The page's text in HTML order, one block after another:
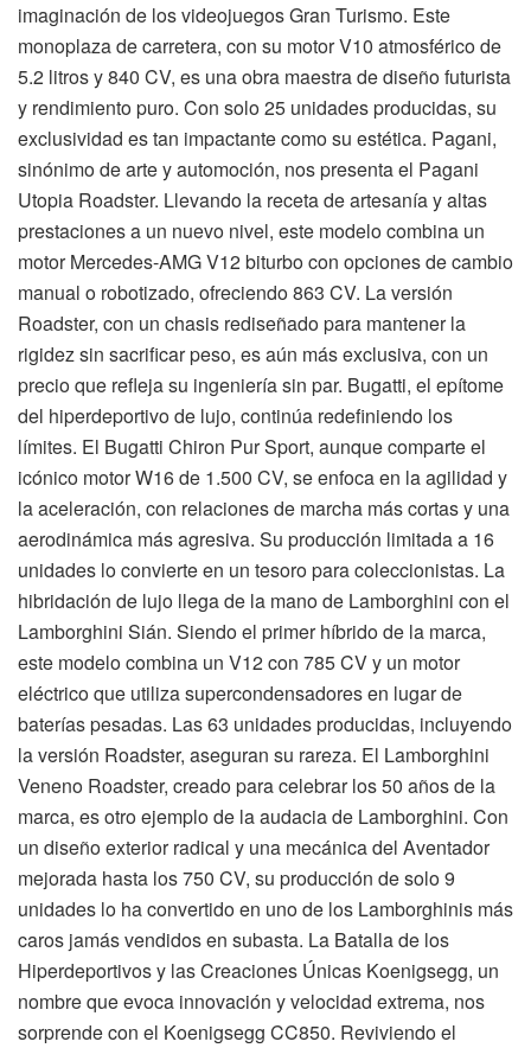
imaginación de los videojuegos Gran Turismo. Este
monoplaza de carretera, con su motor V10 atmosférico de
5.2 litros y 840 CV, es una obra maestra de diseño futurista
y rendimiento puro. Con solo 25 unidades producidas, su
exclusividad es tan impactante como su estética. Pagani,
sinónimo de arte y automoción, nos presenta el Pagani
Utopia Roadster. Llevando la receta de artesanía y altas
prestaciones a un nuevo nivel, este modelo combina un
motor Mercedes-AMG V12 biturbo con opciones de cambio
manual o robotizado, ofreciendo 863 CV. La versión
Roadster, con un chasis rediseñado para mantener la
rigidez sin sacrificar peso, es aún más exclusiva, con un
precio que refleja su ingeniería sin par. Bugatti, el epítome
del hiperdeportivo de lujo, continúa redefiniendo los
límites. El Bugatti Chiron Pur Sport, aunque comparte el
icónico motor W16 de 1.500 CV, se enfoca en la agilidad y
la aceleración, con relaciones de marcha más cortas y una
aerodinámica más agresiva. Su producción limitada a 16
unidades lo convierte en un tesoro para coleccionistas. La
hibridación de lujo llega de la mano de Lamborghini con el
Lamborghini Sián. Siendo el primer híbrido de la marca,
este modelo combina un V12 con 785 CV y un motor
eléctrico que utiliza supercondensadores en lugar de
baterías pesadas. Las 63 unidades producidas, incluyendo
la versión Roadster, aseguran su rareza. El Lamborghini
Veneno Roadster, creado para celebrar los 50 años de la
marca, es otro ejemplo de la audacia de Lamborghini. Con
un diseño exterior radical y una mecánica del Aventador
mejorada hasta los 750 CV, su producción de solo 9
unidades lo ha convertido en uno de los Lamborghinis más
caros jamás vendidos en subasta. La Batalla de los
Hiperdeportivos y las Creaciones Únicas Koenigsegg, un
nombre que evoca innovación y velocidad extrema, nos
sorprende con el Koenigsegg CC850. Reviviendo el